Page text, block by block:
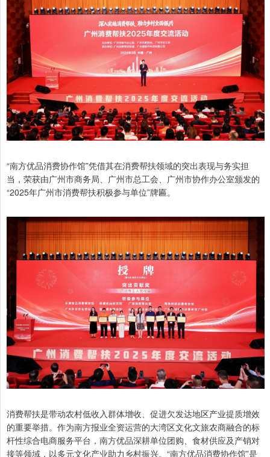
“南方优品消费协作馆”凭借其在消费帮扶领域的突出表现与务实担
当，荣获由广州市商务局、广州市总工会、广州市协作办公室颁发的
“2025年广州市消费帮扶积极参与单位”牌匾。
消费帮扶是带动农村低收入群体增收、促进欠发达地区产业提质增效
的重要举措。作为南方报业全资运营的大湾区文化文旅农商融合的标
杆性综合电商服务平台，南方优品深耕单位团购、食材供应及产销对
接等领域，以多元文化产业助力乡村振兴。“南方优品消费协作馆”是